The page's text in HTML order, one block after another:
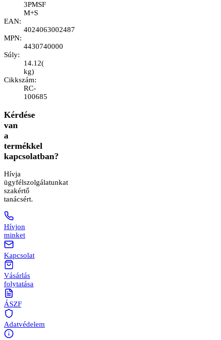
3PMSF
M+S
EAN:
4024063002487
MPN:
4430740000
Súly:
14.12(
kg)
Cikkszám:
RC-
100685
Kérdése
van
a
termékkel
kapcsolatban?
Hívja
ügyfélszolgálatunkat
szakértő
tanácsért.
Hívjon
minket
Kapcsolat
Vásárlás
folytatása
ÁSZF
Adatvédelem